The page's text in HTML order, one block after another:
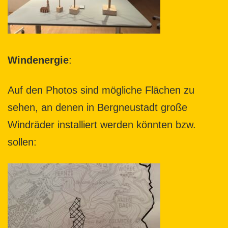
Windenergie:
Auf den Photos sind mögliche Flächen zu
sehen, an denen in Bergneustadt große
Windräder installiert werden könnten bzw.
sollen: